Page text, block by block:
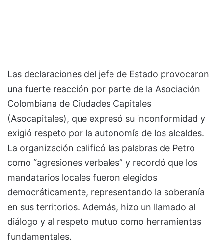
Las declaraciones del jefe de Estado provocaron
una fuerte reacción por parte de la Asociación
Colombiana de Ciudades Capitales
(Asocapitales), que expresó su inconformidad y
exigió respeto por la autonomía de los alcaldes.
La organización calificó las palabras de Petro
como “agresiones verbales” y recordó que los
mandatarios locales fueron elegidos
democráticamente, representando la soberanía
en sus territorios. Además, hizo un llamado al
diálogo y al respeto mutuo como herramientas
fundamentales.